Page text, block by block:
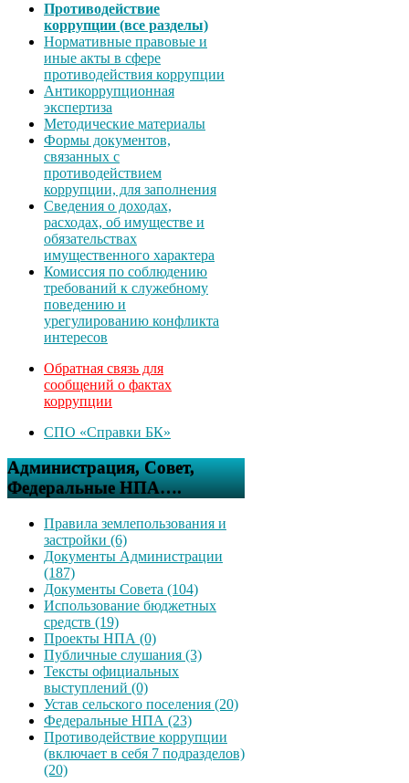
Противодействие
коррупции (все разделы)
Нормативные правовые и
иные акты в сфере
противодействия коррупции
Антикоррупционная
экспертиза
Методические материалы
Формы документов,
связанных с
противодействием
коррупции, для заполнения
Сведения о доходах,
расходах, об имуществе и
обязательствах
имущественного характера
Комиссия по соблюдению
требований к служебному
поведению и
урегулированию конфликта
интересов
Обратная связь для
сообщений о фактах
коррупции
СПО «Справки БК»
Администрация, Совет,
Федеральные НПА….
Правила землепользования и
застройки (6)
Документы Администрации
(187)
Документы Совета (104)
Использование бюджетных
средств (19)
Проекты НПА (0)
Публичные слушания (3)
Тексты официальных
выступлений (0)
Устав сельского поселения (20)
Федеральные НПА (23)
Противодействие коррупции
(включает в себя 7 подразделов)
(20)